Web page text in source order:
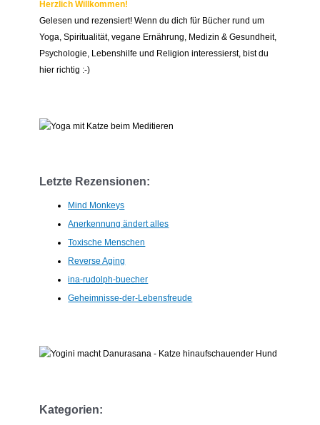
Herzlich Willkommen!
Gelesen und rezensiert! Wenn du dich für Bücher rund um
Yoga, Spiritualität, vegane Ernährung, Medizin & Gesundheit,
Psychologie, Lebenshilfe und Religion interessierst, bist du
hier richtig :-)
Letzte Rezensionen:
Mind Monkeys
Anerkennung ändert alles
Toxische Menschen
Reverse Aging
ina-rudolph-buecher
Geheimnisse-der-Lebensfreude
Kategorien: